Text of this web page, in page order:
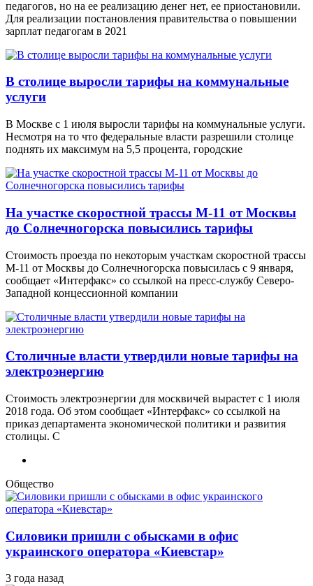
педагогов, но на ее реализацию денег нет, ее приостановили.
Для реализации постановления правительства о повышении
зарплат педагогам в 2021
В столице выросли тарифы на коммунальные
услуги
В Москве с 1 июля выросли тарифы на коммунальные услуги.
Несмотря на то что федеральные власти разрешили столице
поднять их максимум на 5,5 процента, городские
На участке скоростной трассы М-11 от Москвы
до Солнечногорска повысились тарифы
Стоимость проезда по некоторым участкам скоростной трассы
М-11 от Москвы до Солнечногорска повысилась с 9 января,
сообщает «Интерфакс» со ссылкой на пресс-службу Северо-
Западной концессионной компании
Столичные власти утвердили новые тарифы на
электроэнергию
Стоимость электроэнергии для москвичей вырастет с 1 июля
2018 года. Об этом сообщает «Интерфакс» со ссылкой на
приказ департамента экономической политики и развития
столицы. С
Общество
Силовики пришли с обысками в офис
украинского оператора «Киевстар»
3 года назад